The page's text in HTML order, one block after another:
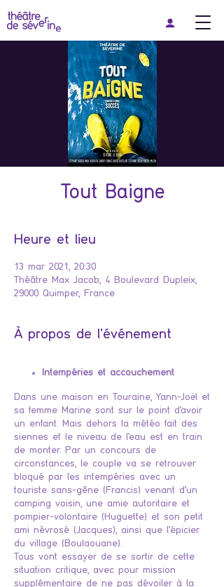
Tout Baigne
Heure et lieu
13 mar 2021, 20:30
Théâtre Max Jacob, 4 Boulevard Dupleix,
29000 Quimper, France
À propos de l'événement
Intempéries et accouchement
Dans une maison en Touraine, Yann-Joël et
sa femme Marine sont sur le point d'avoir
un enfant. Mais dehors la météo fait des
siennes et le niveau de l'eau est en train
de monter. Par un concours de
circonstances, le couple va se retrouver
bloqué par les intempéries avec un
touriste sans-gêne (Francis) venant d'un
camping voisin, une amie autoritaire et
pompier-volontaire (Huguette) et son petit
ami névrosé (Jacques), ainsi que l'épicier
du village (Boulaouane).
Tous vont essayer de se sortir de cette
situation critique, avec pour mission
supplémentaire de ne pas dévoiler à la